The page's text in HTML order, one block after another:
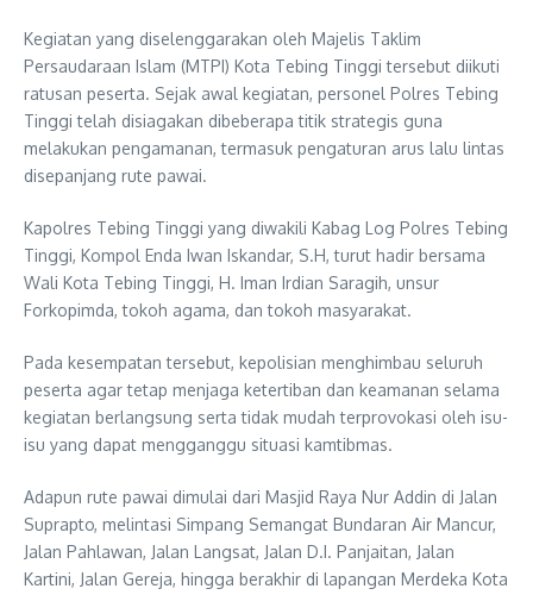
Kegiatan yang diselenggarakan oleh Majelis Taklim
Persaudaraan Islam (MTPI) Kota Tebing Tinggi tersebut diikuti
ratusan peserta. Sejak awal kegiatan, personel Polres Tebing
Tinggi telah disiagakan dibeberapa titik strategis guna
melakukan pengamanan, termasuk pengaturan arus lalu lintas
disepanjang rute pawai.
Kapolres Tebing Tinggi yang diwakili Kabag Log Polres Tebing
Tinggi, Kompol Enda Iwan Iskandar, S.H, turut hadir bersama
Wali Kota Tebing Tinggi, H. Iman Irdian Saragih, unsur
Forkopimda, tokoh agama, dan tokoh masyarakat.
Pada kesempatan tersebut, kepolisian menghimbau seluruh
peserta agar tetap menjaga ketertiban dan keamanan selama
kegiatan berlangsung serta tidak mudah terprovokasi oleh isu-
isu yang dapat mengganggu situasi kamtibmas.
Adapun rute pawai dimulai dari Masjid Raya Nur Addin di Jalan
Suprapto, melintasi Simpang Semangat Bundaran Air Mancur,
Jalan Pahlawan, Jalan Langsat, Jalan D.I. Panjaitan, Jalan
Kartini, Jalan Gereja, hingga berakhir di lapangan Merdeka Kota